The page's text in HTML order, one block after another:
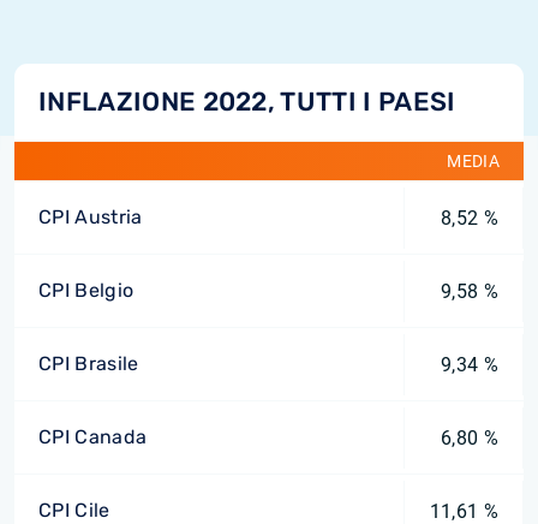
INFLAZIONE 2022, TUTTI I PAESI
MEDIA
CPI Austria 8,52 %
CPI Belgio 9,58 %
CPI Brasile 9,34 %
CPI Canada 6,80 %
CPI Cile 11,61 %